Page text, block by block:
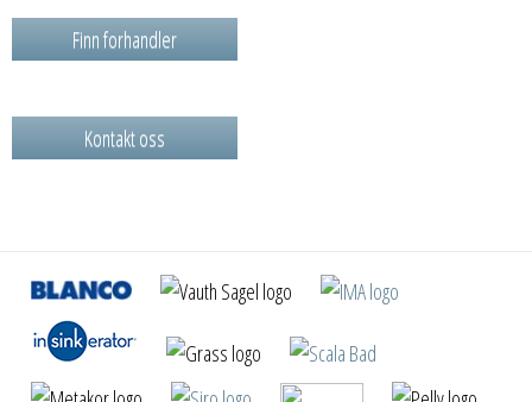
Finn forhandler
Kontakt oss